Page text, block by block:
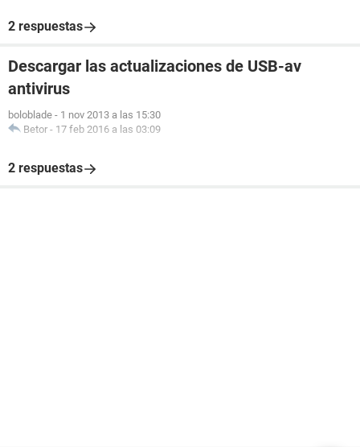
2 respuestas
Descargar las actualizaciones de USB-av
antivirus
boloblade - 1 nov 2013 a las 15:30
Betor - 17 feb 2016 a las 03:09
2 respuestas